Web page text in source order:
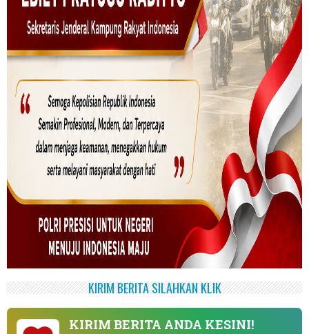
KIRIM BERITA SILAHKAN KLIK
KIRIM BERITA ANDA KESINI!